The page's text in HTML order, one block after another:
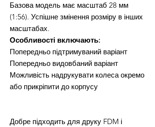
Базова модель має масштаб 28 мм
(1:56). Успішне змінення розміру в інших
масштабах.
Особливості включають:
Попередньо підтримуваний варіант
Попередньо видовбаний варіант
Можливість надрукувати колеса окремо
або прикріпити до корпусу
Добре підходить для друку FDM і